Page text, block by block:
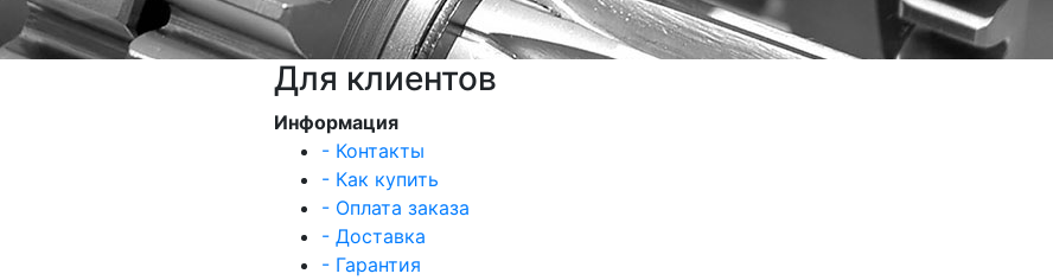
Для клиентов
Информация
- Контакты
- Как купить
- Оплата заказа
- Доставка
- Гарантия